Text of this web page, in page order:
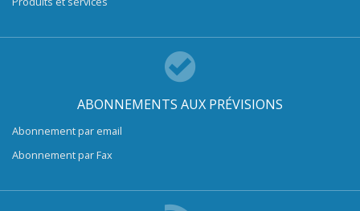
ABONNEMENTS AUX PRÉVISIONS
Abonnement par email
Abonnement par Fax